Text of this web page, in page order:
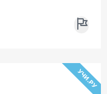
УЧИ.РУ